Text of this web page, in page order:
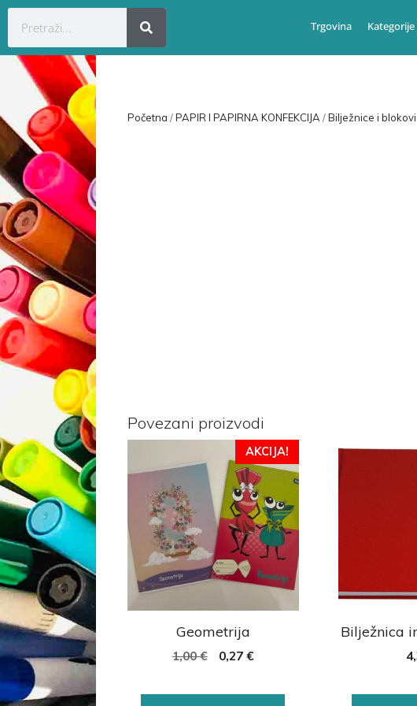
Trgovina
Početna /PAPIR I PAPIRNA KONFEKCIJA /Bilježnice i blokovi
Povezani proizvodi
AKCIJA!
Geometrija
1,00€ 0,27 €
Bilježnica